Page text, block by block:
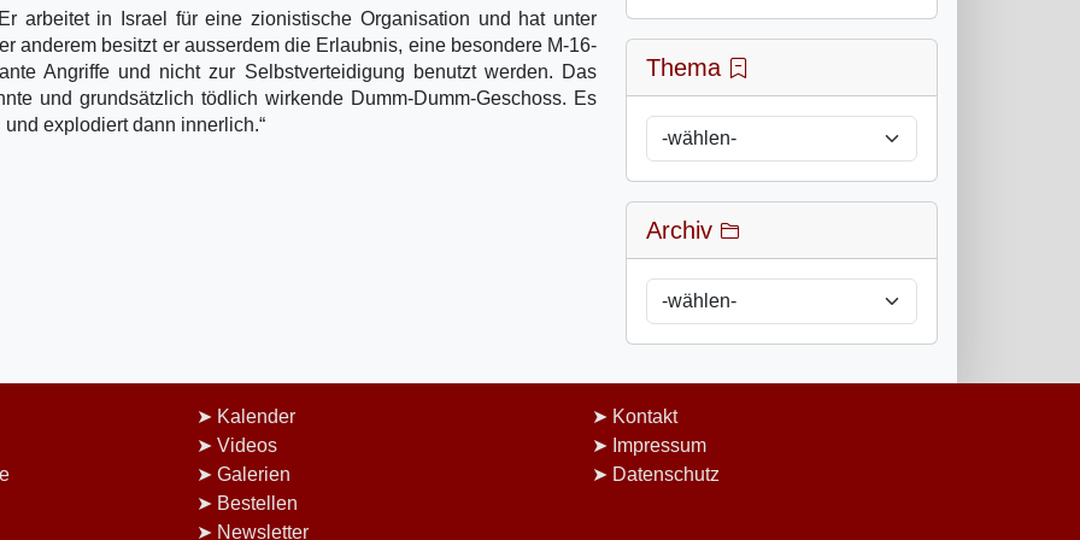
arbeitet in Israel für eine zionistische Organisation und hat unter
anderem besitzt er ausserdem die Erlaubnis, eine besondere M-16-
Angriffe und nicht zur Selbstverteidigung benutzt werden. Das
und grundsätzlich tödlich wirkende Dumm-Dumm-Geschoss. Es
explodiert dann innerlich.“
Thema
Archiv
Kalender
Videos
Galerien
Bestellen
Newsletter
Kontakt
Impressum
Datenschutz